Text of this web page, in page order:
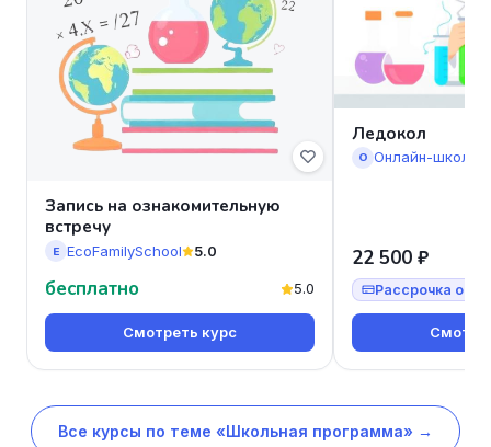
Запись на ознакомительную
встречу
E EcoFamilySchool 5.0
бесплатно 5.0
Смотреть курс
Ледокол
О Онлайн-школа
22 500 ₽
Рассрочка от
Все курсы по теме «Школьная программа» →